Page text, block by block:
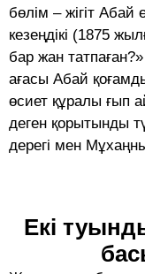
бөлім – жігіт
кезеңдікі (1875
бар жан
ағасы Абай
өсиет құралы ғып
деген қорытынды
дерегі мен
Екі